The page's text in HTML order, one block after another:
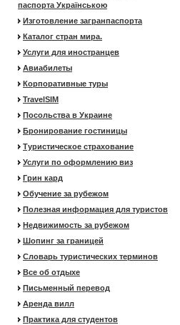
паспорта Українською
Изготовление загранпаспорта
Каталог стран мира.
Услуги для иностранцев
Авиабилеты
Корпоративные туры
TravelSIM
Посольства в Украине
Бронирование гостиницы
Туристическое страхование
Услуги по оформлению виз
Грин кард
Обучение за рубежом
Полезная информация для туристов
Недвижимость за рубежом
Шопинг за границей
Словарь туристических терминов
Все об отдыхе
Письменный перевод
Аренда вилл
Практика для студентов